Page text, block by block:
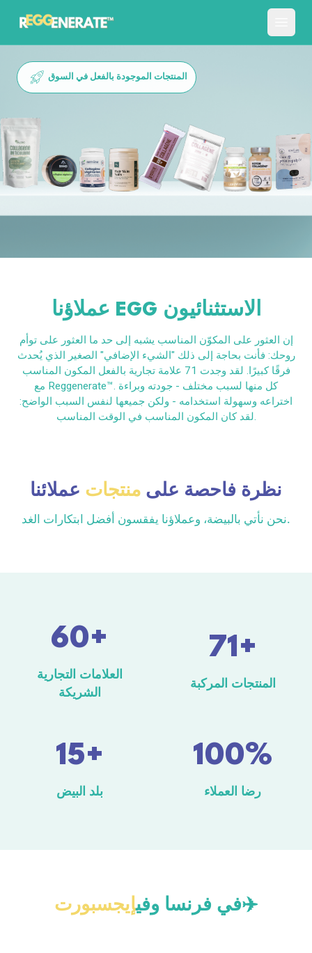
المنتجات الموجودة بالفعل في السوق
EGG الاستثنائيون
إن العثور على المكوّن المناسب يشبه إلى حد ما العثور على توأم
روحك: فأنت بحاجة إلى ذلك "الشيء الإضافي" الصغير الذي يُحدث
فرقًا كبيرًا. لقد وجدت 71 علامة تجارية بالفعل المكون المناسب
مع Reggenerate™. كل منها لسبب مختلف - جودته وبراءة
اختراعه وسهولة استخدامه - ولكن جميعها لنفس السبب الواضح:
لقد كان المكون المناسب في الوقت المناسب.
نظرة فاحصة على منتجات عملائنا
نحن نأتي بالبيضة، وعملاؤنا يفقسون أفضل ابتكارات الغد.
60+
العلامات التجارية
الشريكة
71+
المنتجات المركبة
15+
بلد البيض
100%
رضا العملاء
في فرنسا وفيإيجسبورت ✈️